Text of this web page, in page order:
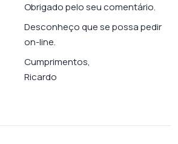
Obrigado pelo seu comentário.
Desconheço que se possa pedir
on-line.
Cumprimentos,
Ricardo